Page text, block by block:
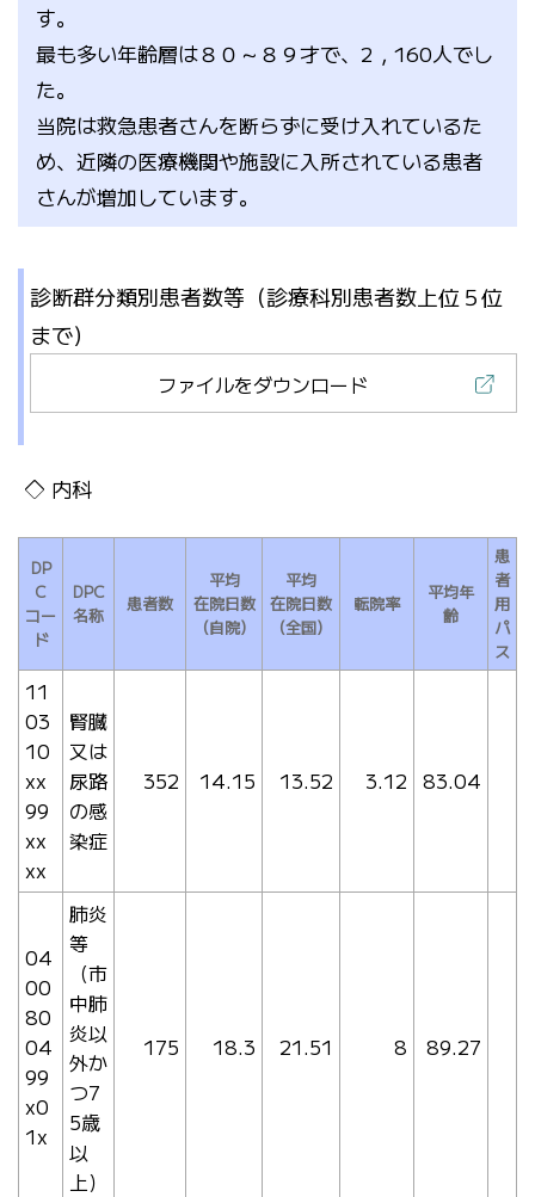
す。
最も多い年齢層は８０～８９才で、2，160人でし
た。
当院は救急患者さんを断らずに受け入れているた
め、近隣の医療機関や施設に入所されている患者
さんが増加しています。
診断群分類別患者数等（診療科別患者数上位５位
まで）
ファイルをダウンロード
内科
DP
C
コー
ド
DPC
名称
患者数
平均
在院日数
（自院）
平均
在院日数
（全国）
転院率
平均年
齢
患
者
用
パ
ス
11
03
10
xx
99
xx
xx
腎臓
又は
尿路
の感
染症
352 14.15 13.52 3.12 83.04
04
00
80
04
99
x0
1x
肺炎
等
（市
中肺
炎以
外か
つ7
5歳
以
上）
175 18.3 21.51 8 89.27